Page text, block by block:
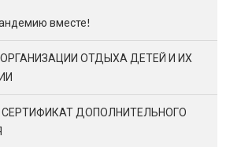
вместе!
ОТДЫХА ДЕТЕЙ И ИХ
ДОПОЛНИТЕЛЬНОГО